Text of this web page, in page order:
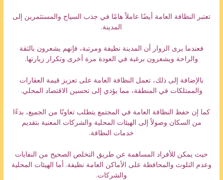
تعتبر النظافة العامة أيضًا عاملاً هامًا في جذب السياح والمستثمرين إلى
المدينة.
فعندما يرى الزوار أن المدينة نظيفة ومرتبة، فإنهم يشعرون بالثقة
والراحة ويشعرون برغبة في العودة مرة أخرى وتكرار زيارتها.
بالإضافة إلى ذلك، تعمل النظافة العامة على تعزيز قيمة العقارات
والممتلكات في المنطقة، مما يؤدي إلى تحسين الاقتصاد المحلي.
كما إن حفظ النظافة العامة في المجتمع يتطلب تعاونًا من الجميع، بدءًا
من السكان وصولاً إلى الهيئات المحلية والشركات المعنية بتقديم
خدمات النظافة.
حيث يمكن للأفراد المساهمة عن طريق التخلص الصحيح من النفايات
وعدم التلوث والمحافظة على الأماكن العامة نظيفة. أما الهيئات المحلية
والشركات.